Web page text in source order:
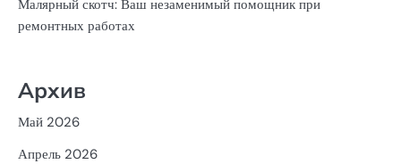
Малярный скотч: Ваш незаменимый помощник при
ремонтных работах
Архив
Май 2026
Апрель 2026